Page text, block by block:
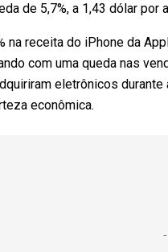
de 5,7%, a 1,43 dólar por
na receita do iPhone da
com uma queda nas
eletrônicos
econômica.